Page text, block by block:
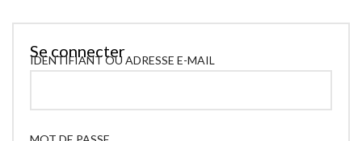
Se connecter
IDENTIFIANT OU ADRESSE E-MAIL